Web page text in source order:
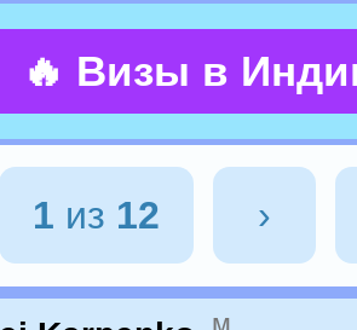
🔥 Визы в
1 из 12 ›